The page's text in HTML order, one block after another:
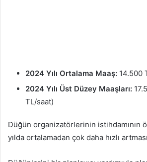
2024 Yılı Ortalama Maaş: 14.500
2024 Yılı Üst Düzey Maaşları:
TL/saat)
Düğün organizatörlerinin istihdamının
yılda ortalamadan çok daha hızlı